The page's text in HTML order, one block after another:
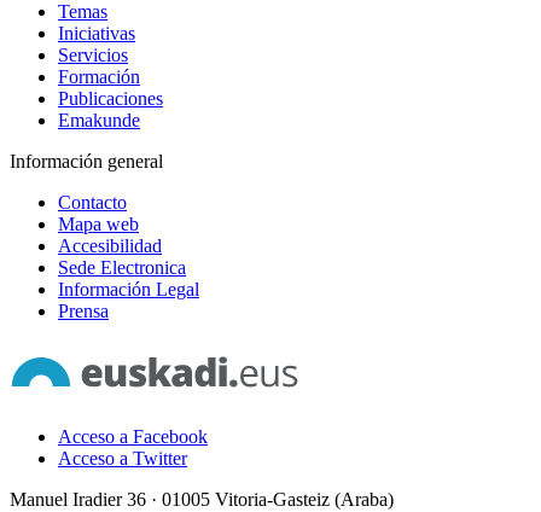
Temas
Iniciativas
Servicios
Formación
Publicaciones
Emakunde
Información general
Contacto
Mapa web
Accesibilidad
Sede Electronica
Información Legal
Prensa
Acceso a Facebook
Acceso a Twitter
Manuel Iradier 36 · 01005 Vitoria-Gasteiz (Araba)